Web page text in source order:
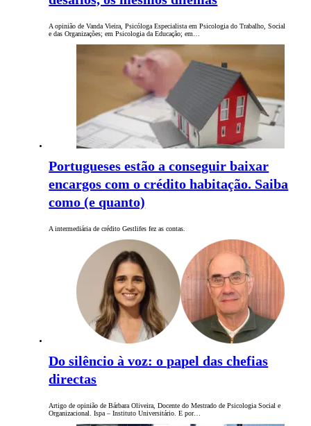
A opinião de Vanda Vieira, Psicóloga Especialista em Psicologia do Trabalho, Social
e das Organizações; em Psicologia da Educação; em…
Portugueses estão a conseguir baixar
encargos com o crédito habitação. Saiba
como (e quanto)
A intermediária de crédito Gestlifes fez as contas.
Do silêncio à voz: o papel das chefias
directas
Artigo de opinião de Bárbara Oliveira, Docente do Mestrado de Psicologia Social e
Organizacional. Ispa – Instituto Universitário. E por…